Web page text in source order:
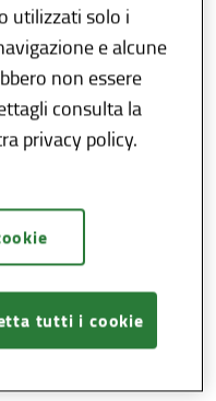
da PagoPA è
di notifiche
dall’art. 26 del
2020, n. 76
utilizzati solo i
e alcune
non essere
consulta la
privacy policy.
tutti i cookie